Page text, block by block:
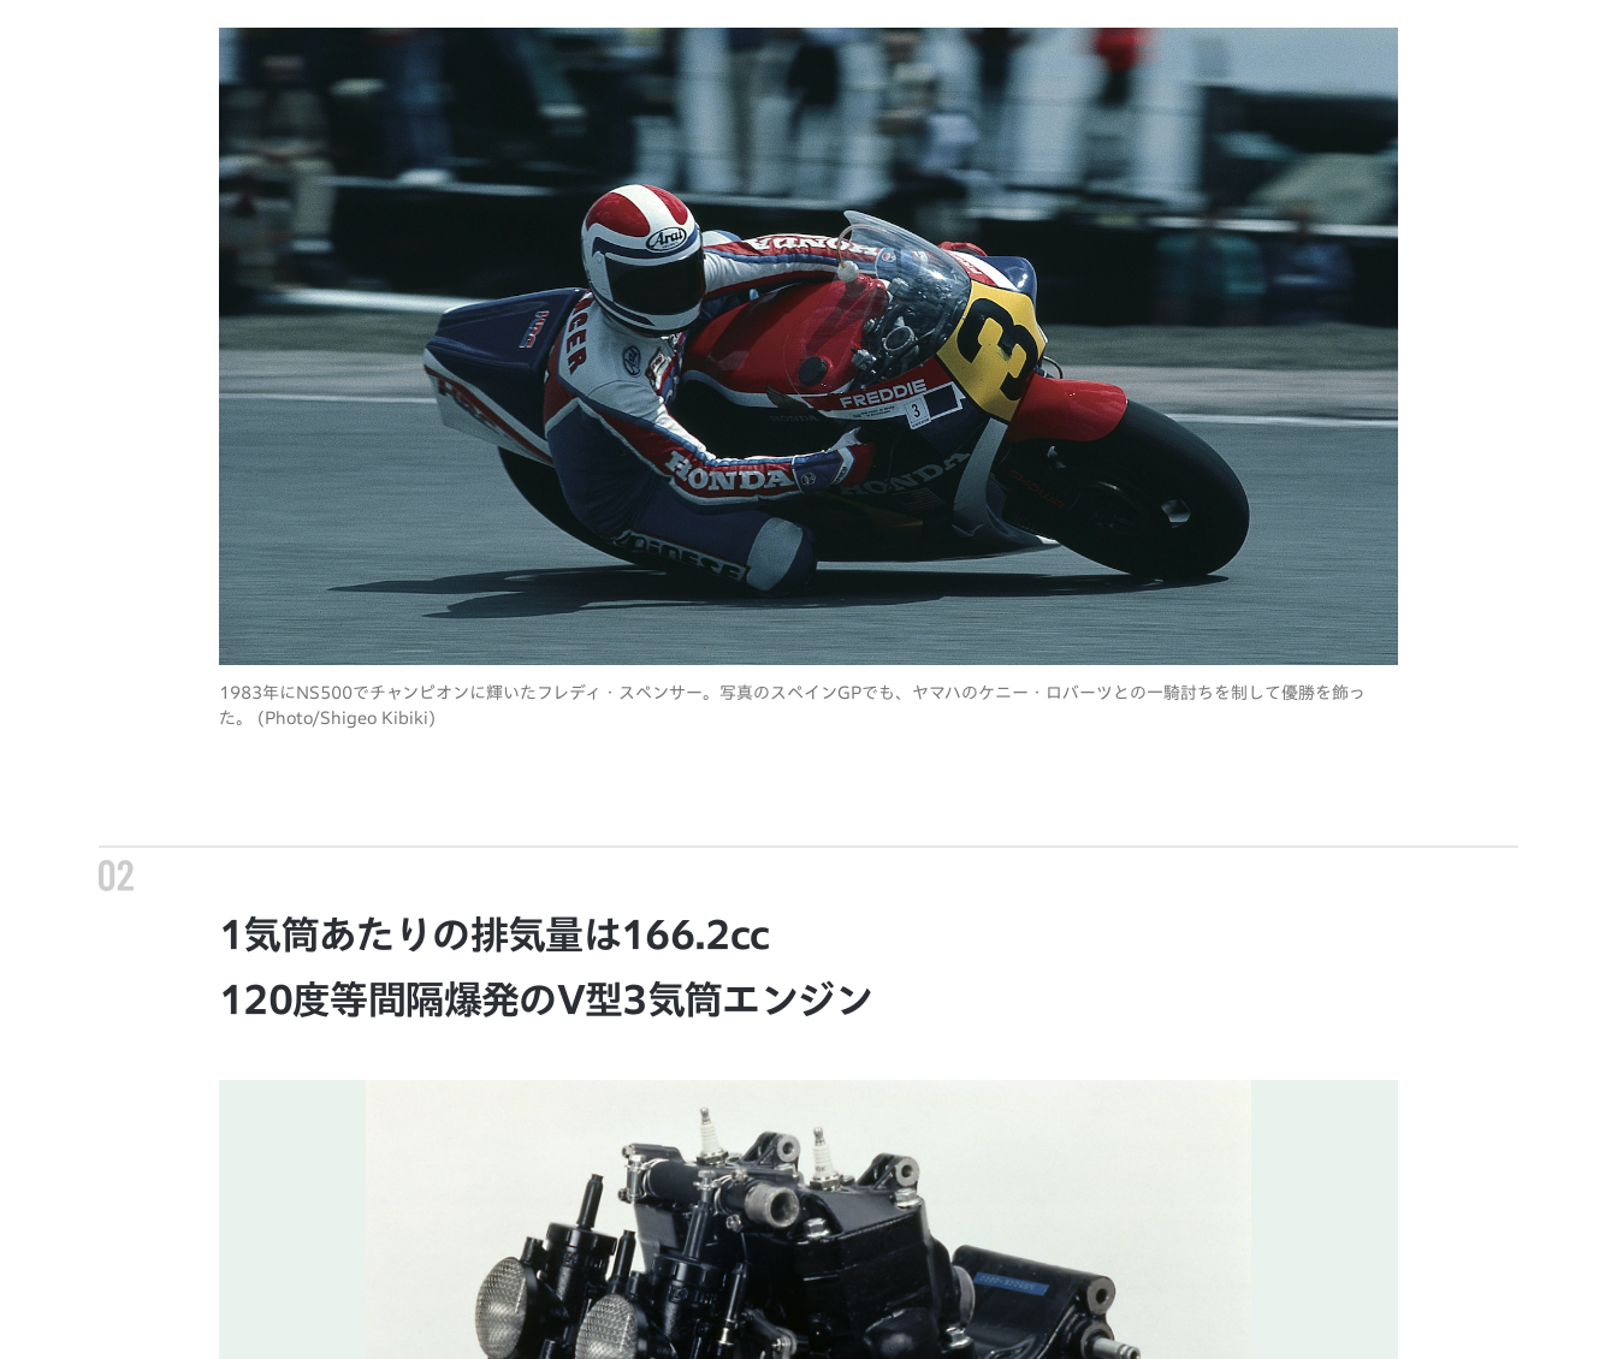
1983年にNS500でチャンピオンに輝いたフレディ・スペンサー。写真のスペインGPでも、ヤマハのケニー・ロバーツとの一騎討ちを制して優勝を飾っ
た。 (Photo/Shigeo Kibiki)
1気筒あたりの排気量は166.2cc
120度等間隔爆発のV型3気筒エンジン